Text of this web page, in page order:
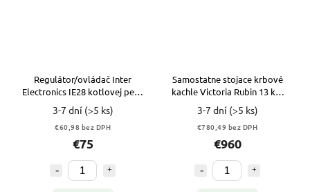
Regulátor/ovládač Inter
Electronics IE28 kotlovej pece
s podávačom
3-7 dní (>5 ks)
€60,98 bez DPH
€75
Samostatne stojace krbové
kachle Victoria Rubin 13 kW
Eco BÉŽOVÉ
3-7 dní (>5 ks)
€780,49 bez DPH
€960